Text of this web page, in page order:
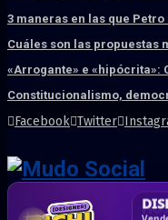
3 maneras en las que
Cuáles son las propuestas
«Arrogante» e «hipócrita»:
Constitucionalismo,
Facebook Twitter